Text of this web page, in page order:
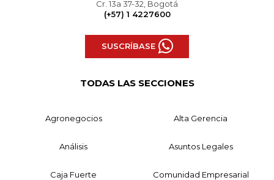
Cr. 13a 37-32, Bogotá
(+57) 1 4227600
SUSCRÍBASE
TODAS LAS SECCIONES
Agronegocios Alta Gerencia
Análisis Asuntos Legales
Caja Fuerte Comunidad Empresarial